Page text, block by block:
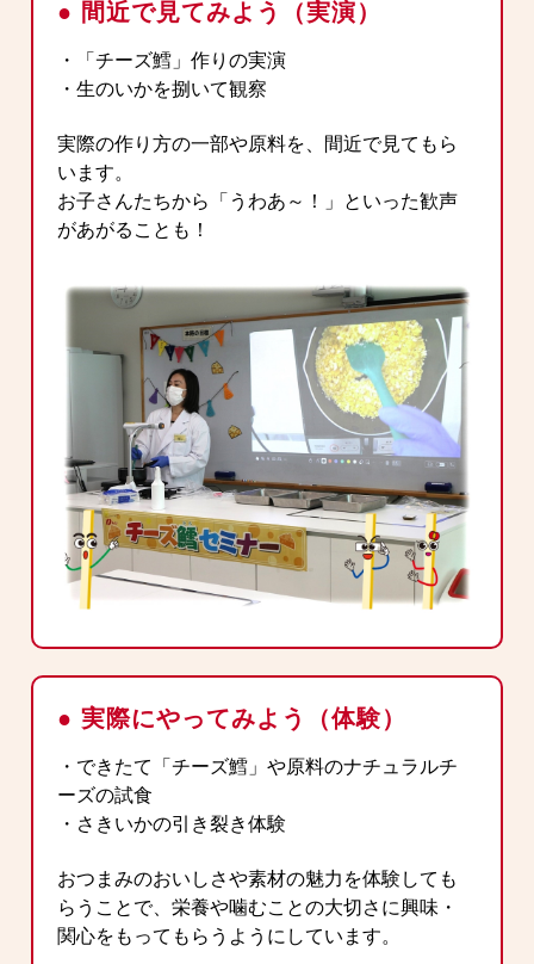
● 間近で見てみよう（実演）
・「チーズ鱈」作りの実演
・生のいかを捌いて観察
実際の作り方の一部や原料を、間近で見てもら
います。
お子さんたちから「うわあ～！」といった歓声
があがることも！
● 実際にやってみよう（体験）
・できたて「チーズ鱈」や原料のナチュラルチ
ーズの試食
・さきいかの引き裂き体験
おつまみのおいしさや素材の魅力を体験しても
らうことで、栄養や噛むことの大切さに興味・
関心をもってもらうようにしています。